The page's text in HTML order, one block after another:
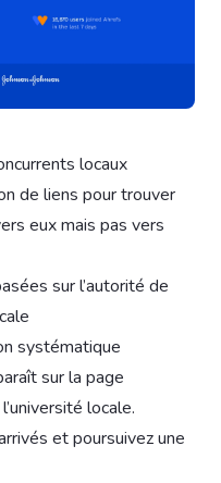
locaux
de liens pour trouver
eux mais pas vers
sur l’autorité de
systématique
sur la page
locale.
et poursuivez une